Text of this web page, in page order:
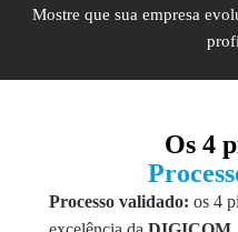
Mostre que sua empresa
Os 4
Processo validado: os 4